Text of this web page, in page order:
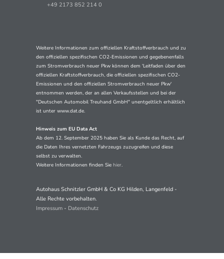
+49 2173 852 214 0
Weitere Informationen zum offiziellen Kraftstoffverbrauch und zu
den offiziellen spezifischen CO2-Emissionen und gegebenenfalls
zum Stromverbrauch neuer Pkw können dem 'Leitfaden über den
offiziellen Kraftstoffverbrauch, die offiziellen spezifischen CO2-
Emissionen und den offiziellen Stromverbrauch neuer Pkw'
entnommen werden, der an allen Verkaufsstellen und bei der
"Deutschen Automobil Treuhand GmbH" unentgeltlich erhältlich
ist unter www.dat.de.
Hinweis zum EU Data Act
Ab dem 12. September 2025 haben Sie als Kunde das Recht, auf
die Daten Ihres vernetzten Fahrzeugs zuzugreifen und diese
selbst zu verwalten.
Weitere Informationen finden Sie hier.
Autohaus Schnitzler GmbH & Co KG Hilden, Langenfeld -
Alle Rechte vorbehalten.
Impressum- Datenschutz